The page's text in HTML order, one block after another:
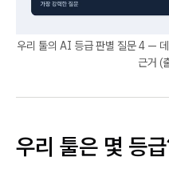
우리 툴의 AI 등급 판별 질문 4 — 데
근거 (
우리 툴은 몇 등